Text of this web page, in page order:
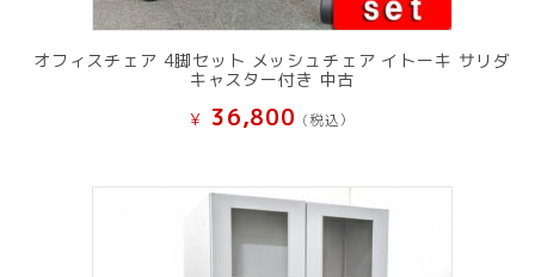
オフィスチェア 4脚セット メッシュチェア イトーキ サリダ
キャスター付き 中古
¥ 36,800 (税込）